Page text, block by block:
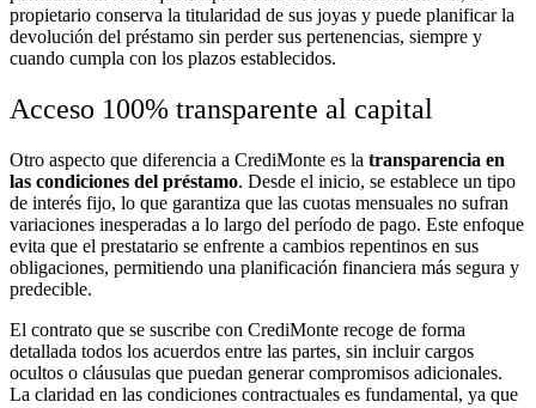
propietario conserva la titularidad de sus joyas y puede planificar la
devolución del préstamo sin perder sus pertenencias, siempre y
cuando cumpla con los plazos establecidos.
Acceso 100% transparente al capital
Otro aspecto que diferencia a CrediMonte es la transparencia en
las condiciones del préstamo. Desde el inicio, se establece un tipo
de interés fijo, lo que garantiza que las cuotas mensuales no sufran
variaciones inesperadas a lo largo del período de pago. Este enfoque
evita que el prestatario se enfrente a cambios repentinos en sus
obligaciones, permitiendo una planificación financiera más segura y
predecible.
El contrato que se suscribe con CrediMonte recoge de forma
detallada todos los acuerdos entre las partes, sin incluir cargos
ocultos o cláusulas que puedan generar compromisos adicionales.
La claridad en las condiciones contractuales es fundamental, ya que